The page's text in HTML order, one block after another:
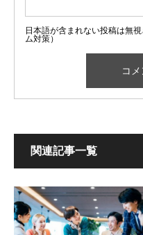
日本語が含まれない投稿は無
ム対策）
関連記事一覧